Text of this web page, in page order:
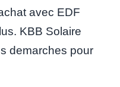
avec EDF
KBB Solaire
demarches pour